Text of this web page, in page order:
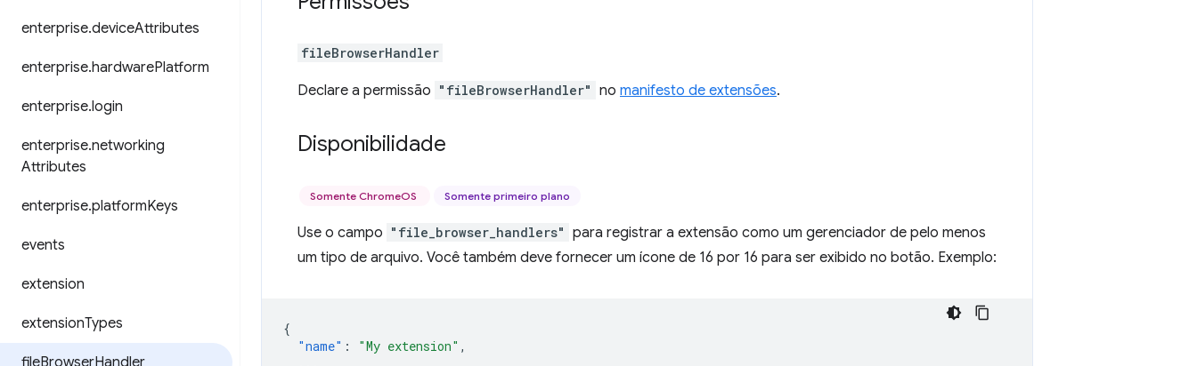
enterprise.deviceAttributes
enterprise.hardwarePlatform
enterprise.login
enterprise.networking
Attributes
enterprise.platformKeys
events
extension
extensionTypes
fileBrowserHandler
fileBrowserHandler
Declare a permissão "fileBrowserHandler" no manifesto de extensões.
Disponibilidade
Somente ChromeOS Somente primeiro plano
Use o campo "file_browser_handlers" para registrar a extensão como um gerenciador de pelo menos
um tipo de arquivo. Você também deve fornecer um ícone de 16 por 16 para ser exibido no botão. Exemplo:
{
"name" : "My extension" ,